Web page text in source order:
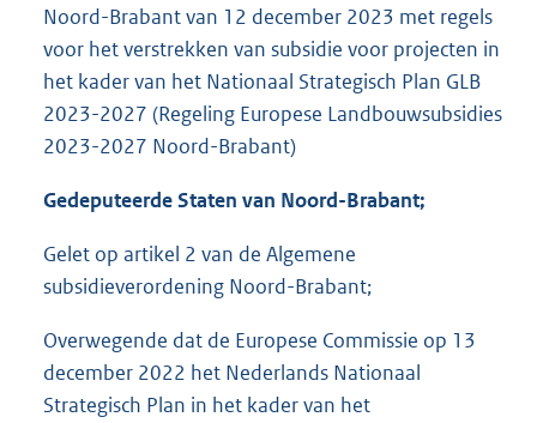
Noord-Brabant van 12 december 2023 met regels
voor het verstrekken van subsidie voor projecten in
het kader van het Nationaal Strategisch Plan GLB
2023-2027 (Regeling Europese Landbouwsubsidies
2023-2027 Noord-Brabant)
Gedeputeerde Staten van Noord-Brabant;
Gelet op artikel 2 van de Algemene
subsidieverordening Noord-Brabant;
Overwegende dat de Europese Commissie op 13
december 2022 het Nederlands Nationaal
Strategisch Plan in het kader van het